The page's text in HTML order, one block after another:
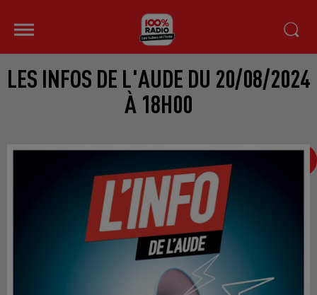
LES INFOS DE L'AUDE DU 20/08/2024
À 18H00